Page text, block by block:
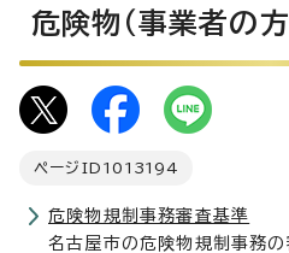
危険物（事業者の方
ページID 1013194
危険物規制事務審査基準
名古屋市の危険物規制事務